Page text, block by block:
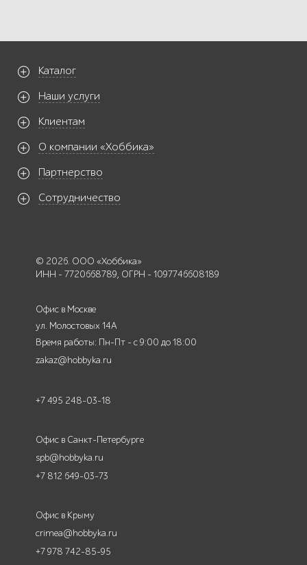
Каталог
Наши услуги
Клиентам
О компании «Хоббика»
Партнерство
Сотрудничество
© 2026. ООО «Хоббика»
ИНН - 7720668789, ОГРН - 1097746608189
Офис в Москве
ул. Молостовых 14А
Время работы: Пн-Пт - с 9:00 до 18:00
zakaz@hobbyka.ru
+7 495 248-03-18
Офис в Санкт-Петербурге
spb@hobbyka.ru
+7 812 649-03-73
Офис в Крыму
crimea@hobbyka.ru
+7 978 742-85-95